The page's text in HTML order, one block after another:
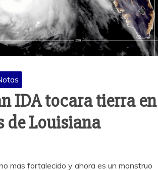
IDA tocara tierra en
de Louisiana
mas fortalecido y ahora es un monstruo